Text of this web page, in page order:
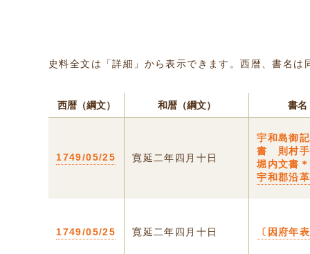
史料全文は「詳細」から表示できます。西暦、書名
西暦（綱文） 和暦（綱文） 書名
1749/05/25 寛延二年四月十日
宇和島御
書 則村
堀内文書
宇和郡沿
1749/05/25 寛延二年四月十日 〔因府年